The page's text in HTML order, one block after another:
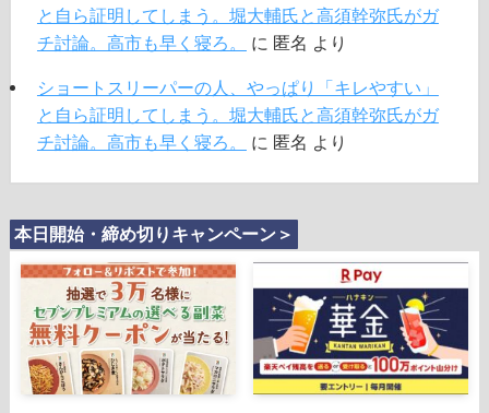
と自ら証明してしまう。堀大輔氏と高須幹弥氏がガ
チ討論。高市も早く寝ろ。
に 匿名 より
ショートスリーパーの人、やっぱり「キレやすい」
と自ら証明してしまう。堀大輔氏と高須幹弥氏がガ
チ討論。高市も早く寝ろ。
に 匿名 より
本日開始・締め切りキャンペーン＞